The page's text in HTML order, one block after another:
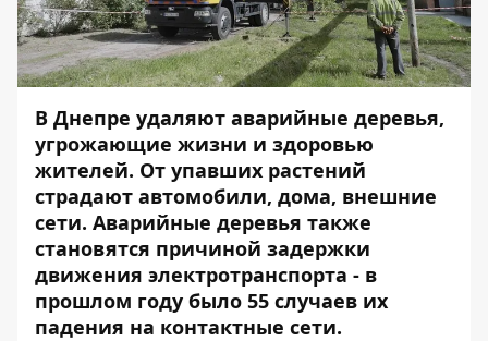
В Днепре удаляют аварийные деревья,
угрожающие жизни и здоровью
жителей. От упавших растений
страдают автомобили, дома, внешние
сети. Аварийные деревья также
становятся причиной задержки
движения электротранспорта - в
прошлом году было 55 случаев их
падения на контактные сети.